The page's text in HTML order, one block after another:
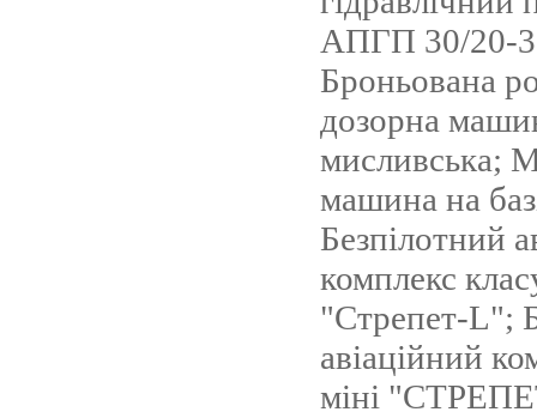
АПГП 30/20-
Броньована
дозорна
мисливська;
машина на
Безпілотний
комплекс
"Стрепет-L";
авіаційний
міні